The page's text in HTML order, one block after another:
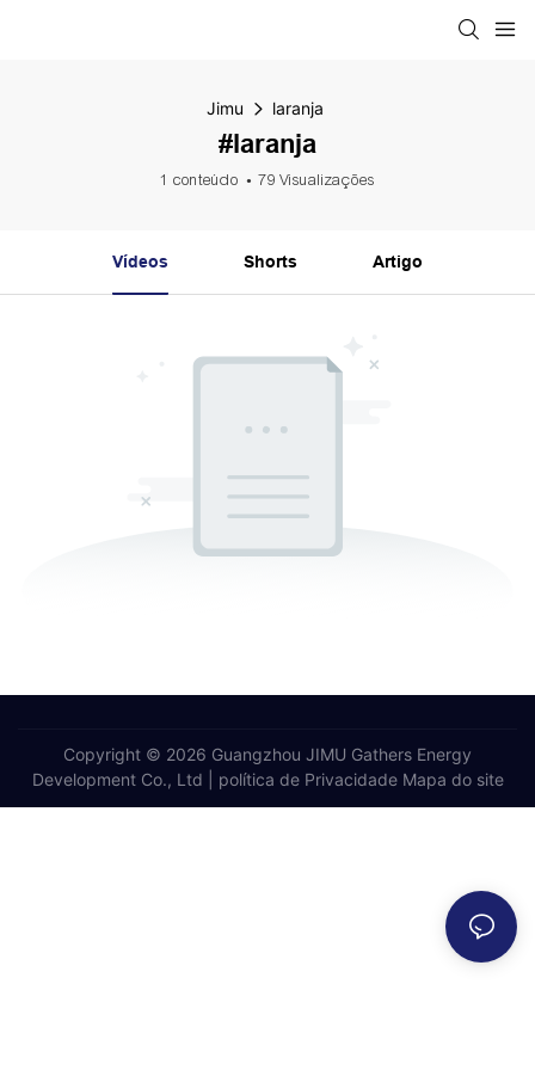
Jimu laranja
#laranja
1 conteúdo 79 Visualizações
Vídeos Shorts Artigo
Copyright © 2026 Guangzhou JIMU Gathers Energy
Development Co., Ltd |
política de PrivacidadeMapa do site